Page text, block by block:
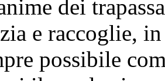
dei
e raccoglie,
possibile